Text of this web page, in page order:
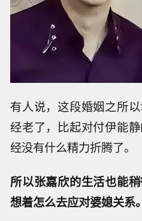
有人说，这段婚姻之所
经老了，比起对付伊能
经没有什么精力折腾了。
所以张嘉欣的生活也能
想着怎么去应对婆媳关系。